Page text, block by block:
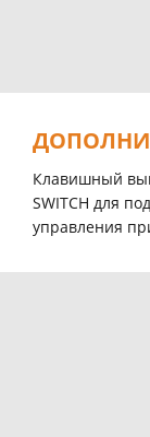
Клавишный
SWITCH для
управления